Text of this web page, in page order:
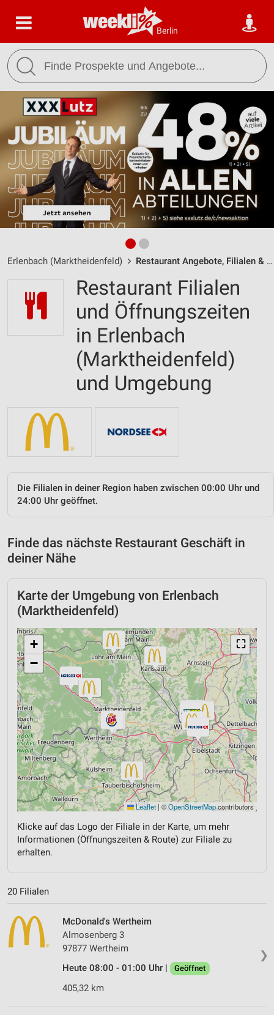
Berlin
Erlenbach (Marktheidenfeld) Restaurant Angebote, Filialen & Öffnungszeiten
Restaurant Filialen
und Öffnungszeiten
in Erlenbach
(Marktheidenfeld)
und Umgebung
Die Filialen in deiner Region haben zwischen 00:00 Uhr und
24:00 Uhr geöffnet.
Finde das nächste Restaurant Geschäft in
deiner Nähe
Karte der Umgebung von Erlenbach
(Marktheidenfeld)
⛶
+
−
Leaflet | ©OpenStreetMapcontributors
Klicke auf das Logo der Filiale in der Karte, um mehr
Informationen (Öffnungszeiten & Route) zur Filiale zu
erhalten.
20 Filialen
❯
McDonald's Wertheim
Almosenberg 3
97877 Wertheim
Heute 08:00 - 01:00 Uhr |
Geöffnet
405,32 km